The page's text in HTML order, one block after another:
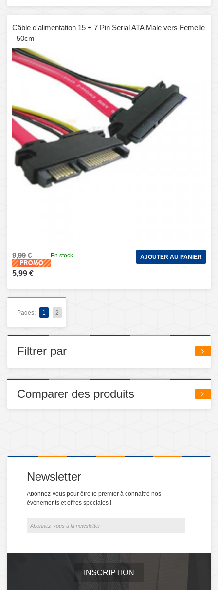
Câble d'alimentation 15 + 7 Pin Serial ATA Male vers Femelle
- 50cm
9,99 €
5,99 €
En stock AJOUTER AU PANIER
Pages: 1 2
Filtrer par
Comparer des produits
Newsletter
Abonnez-vous pour être le premier à connaître nos
événements et offres spéciales !
INSCRIPTION